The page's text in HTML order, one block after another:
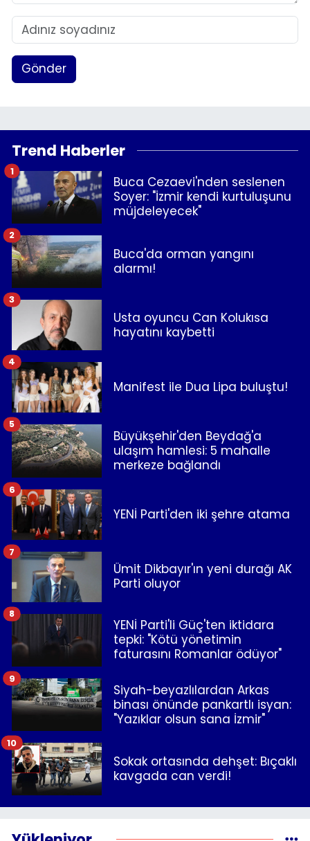
Gönder
Trend Haberler
Buca Cezaevi'nden seslenen
Soyer: "İzmir kendi kurtuluşunu
müjdeleyecek"
1
Buca'da orman yangını
alarmı!
2
Usta oyuncu Can Kolukısa
hayatını kaybetti
3
Manifest ile Dua Lipa buluştu!
4
Büyükşehir'den Beydağ'a
ulaşım hamlesi: 5 mahalle
merkeze bağlandı
5
YENİ Parti'den iki şehre atama
6
Ümit Dikbayır'ın yeni durağı AK
Parti oluyor
7
YENİ Parti'li Güç'ten iktidara
tepki: "Kötü yönetimin
faturasını Romanlar ödüyor"
8
Siyah-beyazlılardan Arkas
binası önünde pankartlı isyan:
"Yazıklar olsun sana İzmir"
9
Sokak ortasında dehşet: Bıçaklı
kavgada can verdi!
10